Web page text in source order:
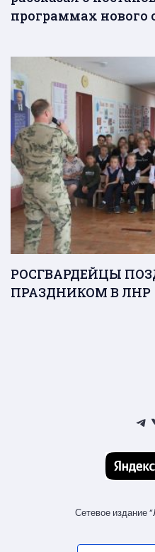
программах нового
РОСГВАРДЕЙЦЫ
ПРАЗДНИКОМ В ЛНР
Сетевое